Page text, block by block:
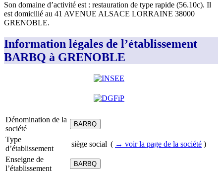
Son domaine d’activité est : restauration de type rapide (56.10c). Il
est domicilié au 41 AVENUE ALSACE LORRAINE 38000
GRENOBLE.
Information légales de l’établissement
BARBQ à GRENOBLE
Dénomination de la
société
BARBQ
Type
d’établissement
siège social ( → voir la page de la société )
Enseigne de
l’établissement
BARBQ